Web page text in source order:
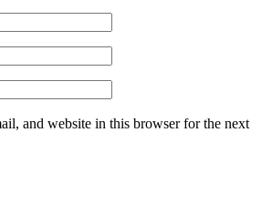
and website in this browser for the next